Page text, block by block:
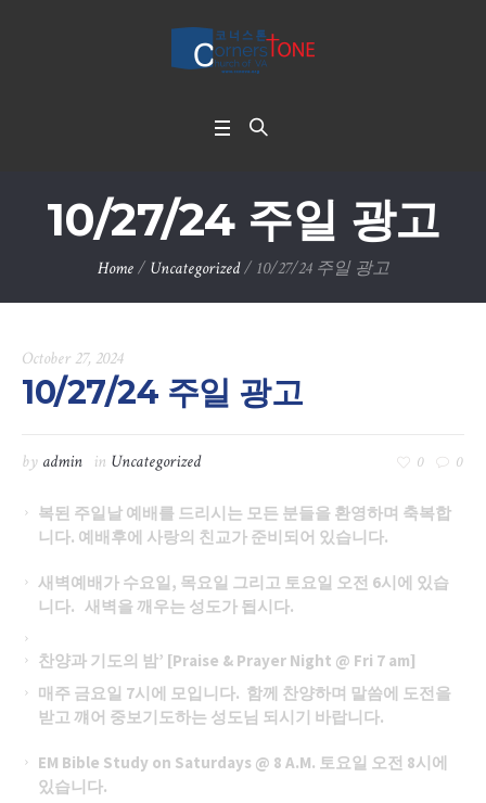
10/27/24 주일 광고
Home / Uncategorized / 10/27/24 주일 광고
October 27, 2024
10/27/24 주일 광고
by admin in Uncategorized 0 0
복된 주일날 예배를 드리시는 모든 분들을 환영하며 축복합
니다. 예배후에 사랑의 친교가 준비되어 있습니다.
새벽예배가 수요일, 목요일 그리고 토요일 오전 6시에 있습
니다. 새벽을 깨우는 성도가 됩시다.
찬양과 기도의 밤’ [Praise & Prayer Night @ Fri 7 am]
매주 금요일 7시에 모입니다. 함께 찬양하며 말씀에 도전을
받고 꺠어 중보기도하는 성도님 되시기 바랍니다.
EM Bible Study on Saturdays @ 8 A.M. 토요일 오전 8시에
있습니다.